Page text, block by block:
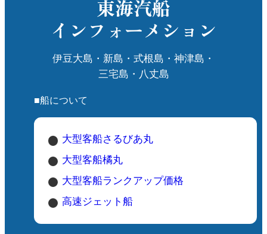
東海汽船
インフォーメション
伊豆大島・新島・式根島・神津島・
三宅島・八丈島
■船について
大型客船さるびあ丸
大型客船橘丸
大型客船ランクアップ価格
高速ジェット船